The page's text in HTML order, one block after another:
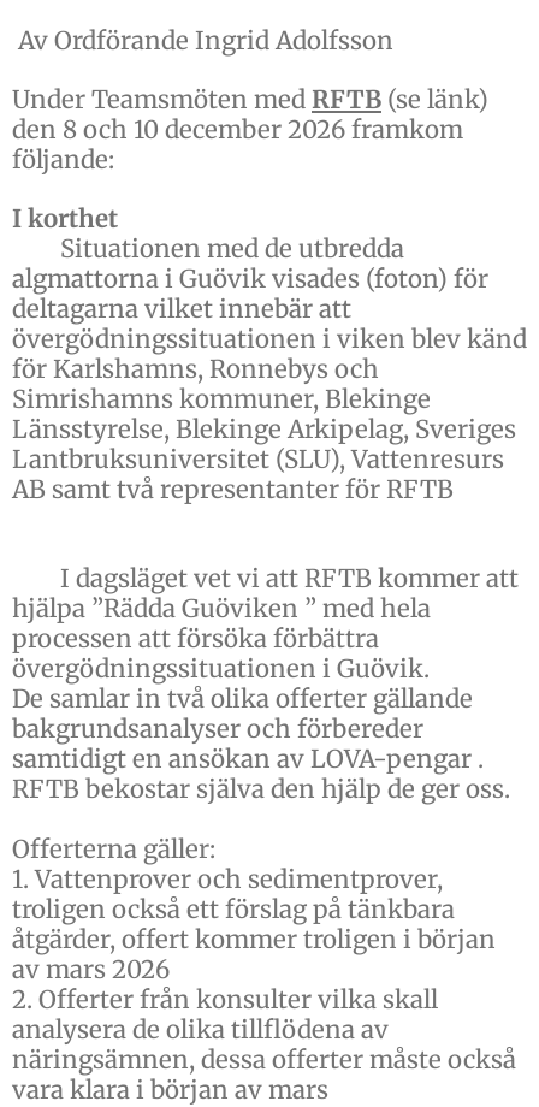
Av Ordförande Ingrid Adolfsson
Under Teamsmöten medRFTB (se länk)
den 8 och 10 december 2026 framkom
följande:
I korthet
Situationen med de utbredda
algmattorna i Guövik visades (foton) för
deltagarna vilket innebär att
övergödningssituationen i viken blev känd
för Karlshamns, Ronnebys och
Simrishamns kommuner, Blekinge
Länsstyrelse, Blekinge Arkipelag, Sveriges
Lantbruksuniversitet (SLU), Vattenresurs
AB samt två representanter för RFTB
I dagsläget vet vi att RFTB kommer att
hjälpa ”Rädda Guöviken ” med hela
processen att försöka förbättra
övergödningssituationen i Guövik.
De samlar in två olika offerter gällande
bakgrundsanalyser och förbereder
samtidigt en ansökan av LOVA-pengar .
RFTB bekostar själva den hjälp de ger oss.
Offerterna gäller:
1. Vattenprover och sedimentprover,
troligen också ett förslag på tänkbara
åtgärder, offert kommer troligen i början
av mars 2026
2. Offerter från konsulter vilka skall
analysera de olika tillflödena av
näringsämnen, dessa offerter måste också
vara klara i början av mars